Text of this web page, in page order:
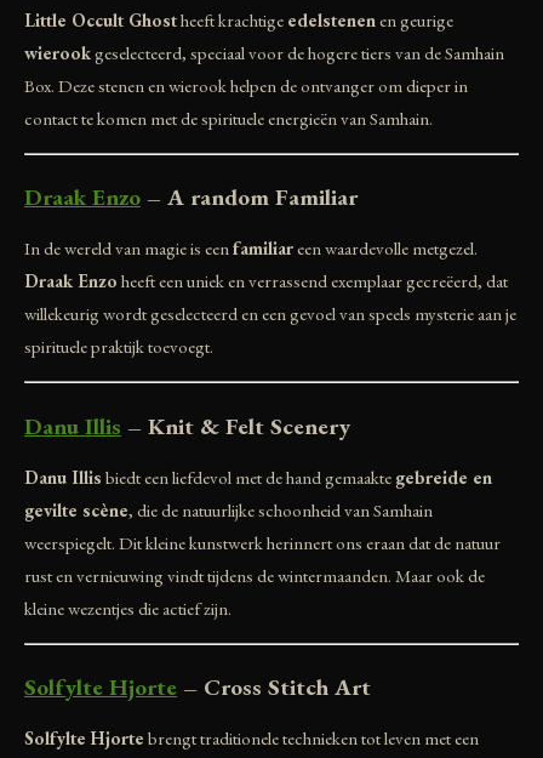
Little Occult Ghostheeft krachtige edelstenen en geurige
wierookgeselecteerd, speciaal voor de hogere tiers van de Samhain
Box. Deze stenen en wierook helpen de ontvanger om dieper in
contact te komen met de spirituele energieën van Samhain.
Draak Enzo – A random Familiar
In de wereld van magie is eenfamiliareen waardevolle metgezel.
Draak Enzo heeft een uniek en verrassend exemplaar gecreëerd, dat
willekeurig wordt geselecteerd en een gevoel van speels mysterie aan je
spirituele praktijk toevoegt.
Danu Illis – Knit & Felt Scenery
Danu Illis biedt een liefdevol met de hand gemaakte gebreide en
gevilte scène, die de natuurlijke schoonheid van Samhain
weerspiegelt. Dit kleine kunstwerk herinnert ons eraan dat de natuur
rust en vernieuwing vindt tijdens de wintermaanden. Maar ook de
kleine wezentjes die actief zijn.
Solfylte Hjorte – Cross Stitch Art
Solfylte Hjorte brengt traditionele technieken tot leven met een